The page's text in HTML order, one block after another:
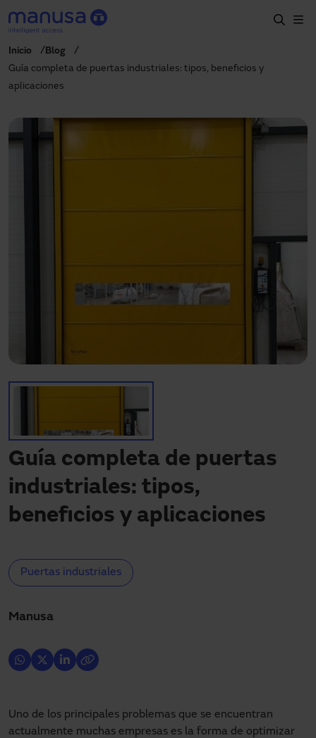
Pasar al contenido principal
Productos y sectores
Servicios
manusa@manusa.com
Inicio
Blog
Guía completa de puertas industriales: tipos, beneficios y
aplicaciones
Guía completa de puertas
industriales: tipos,
beneficios y aplicaciones
Puertas industriales
Manusa
Uno de los principales problemas que se encuentran
actualmente muchas empresas es la forma de optimizar